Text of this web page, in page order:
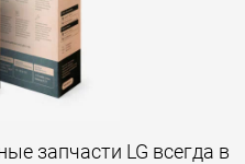
запчасти LG всегда в